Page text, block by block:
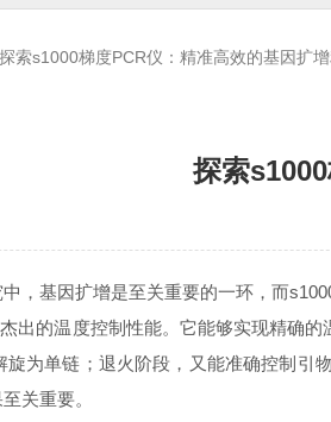
探索s1000梯度PCR仪：精准高效的基因扩
探索
基因扩增是至关重要的一环，而
出的温度控制性能。它能够实现精确
为单链；退火阶段，又能准确控制引
关重要。